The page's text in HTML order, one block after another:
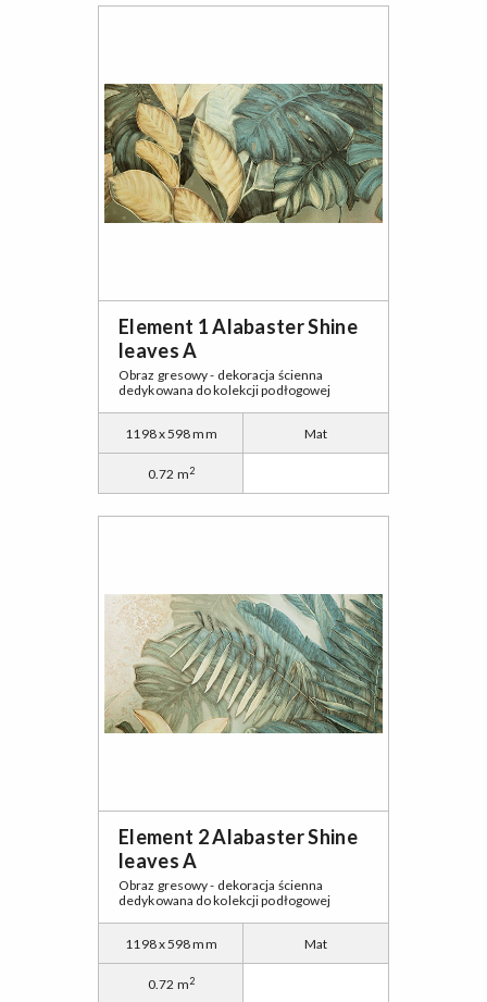
Element 1 Alabaster Shine
leaves A
Obraz gresowy - dekoracja ścienna
dedykowana do kolekcji podłogowej
1198 x 598 mm Mat
0.72 m2
Element 2 Alabaster Shine
leaves A
Obraz gresowy - dekoracja ścienna
dedykowana do kolekcji podłogowej
1198 x 598 mm Mat
0.72 m2